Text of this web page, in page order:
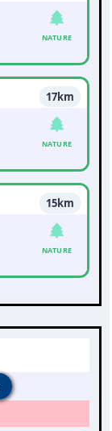
NATURE
17km
NATURE
15km
NATURE